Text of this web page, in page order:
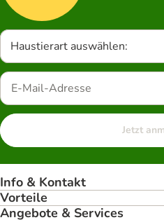
Haustierart auswählen:
Jetzt
Info & Kontakt
Vorteile
Angebote & Services